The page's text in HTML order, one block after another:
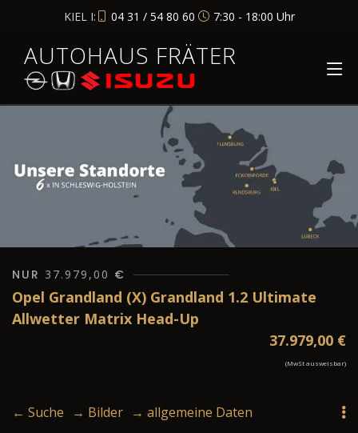
KIEL I: 04 31 / 54 80 60 7:30 - 18:00 Uhr
AUTOHAUS FRÄTER
NUR 37.979,00 €
Opel Grandland (X) Grandland 1.2 Ultimate
Allwetter Matrix Head-Up
37.979,00 €
(MwSt ausweisbar)
← Suche → Bilder → allgemeine Daten